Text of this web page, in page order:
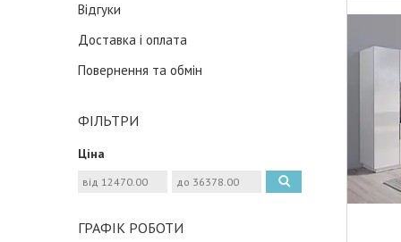
Відгуки
Доставка і оплата
Повернення та обмін
ФІЛЬТРИ
Ціна
ГРАФІК РОБОТИ